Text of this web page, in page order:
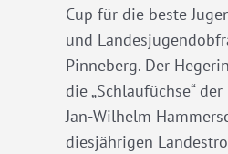
Cup für die beste
und
Pinneberg. Der
die „Schlaufüchse“
Jan-Wilhelm
diesjährigen